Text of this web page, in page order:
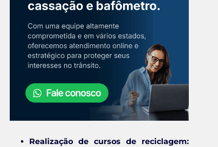
Realização de cursos de reciclagem: